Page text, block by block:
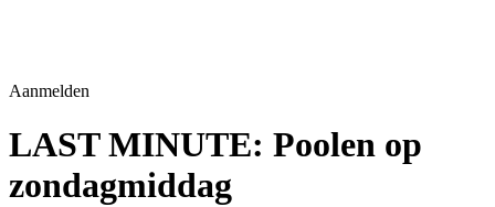
Aanmelden
LAST MINUTE: Poolen op
zondagmiddag